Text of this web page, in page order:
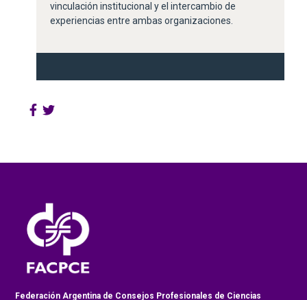
vinculación institucional y el intercambio de
experiencias entre ambas organizaciones.
Federación Argentina de Consejos Profesionales de Ciencias